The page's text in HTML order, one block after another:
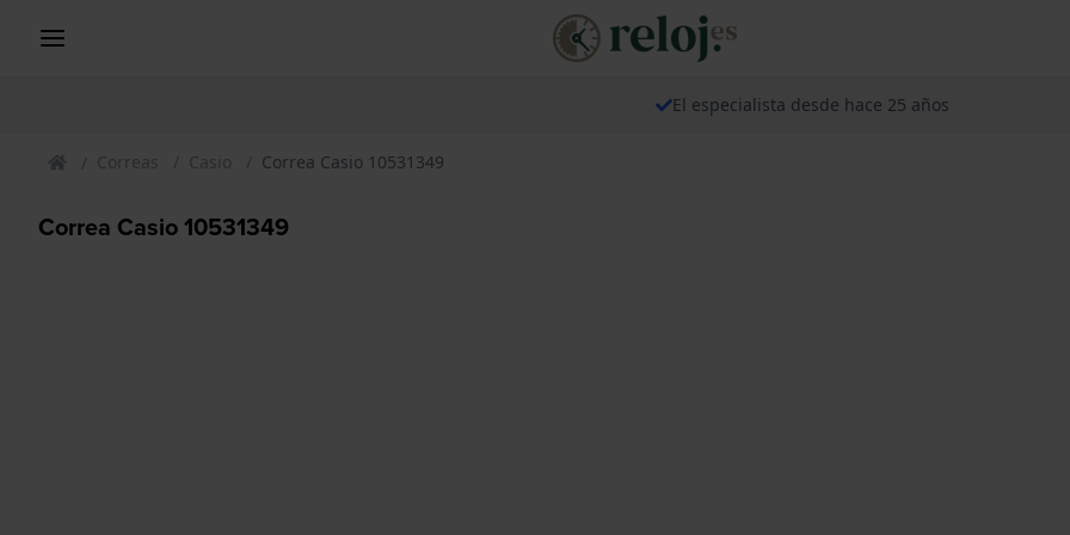
El especialista desde hace 25 años
Correas Casio Correa Casio 10531349
Correa Casio 10531349